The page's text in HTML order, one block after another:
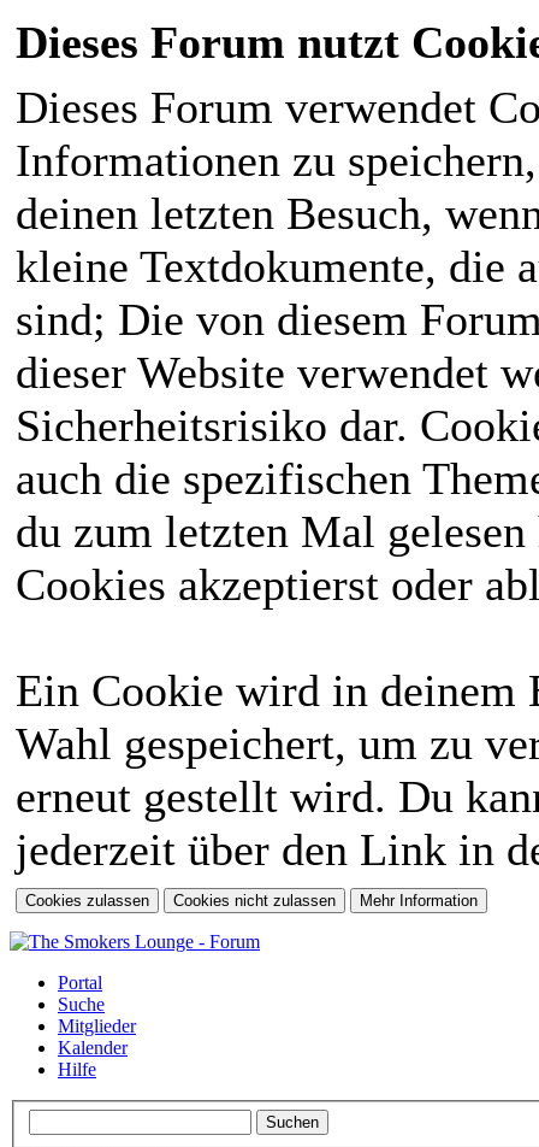
Dieses Forum nutzt
Dieses Forum verwendet
Informationen zu
deinen letzten Besuch,
kleine Textdokumente, die
sind; Die von diesem
dieser Website verwendet
Sicherheitsrisiko dar.
auch die spezifischen
du zum letzten Mal
Cookies akzeptierst oder
Ein Cookie wird in deinem
Wahl gespeichert, um zu
erneut gestellt wird. Du
jederzeit über den Link in
Portal
Suche
Mitglieder
Kalender
Hilfe